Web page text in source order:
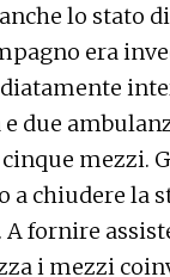
lo stato
era
e due
mezzi.
chiudere la
fornire
i mezzi